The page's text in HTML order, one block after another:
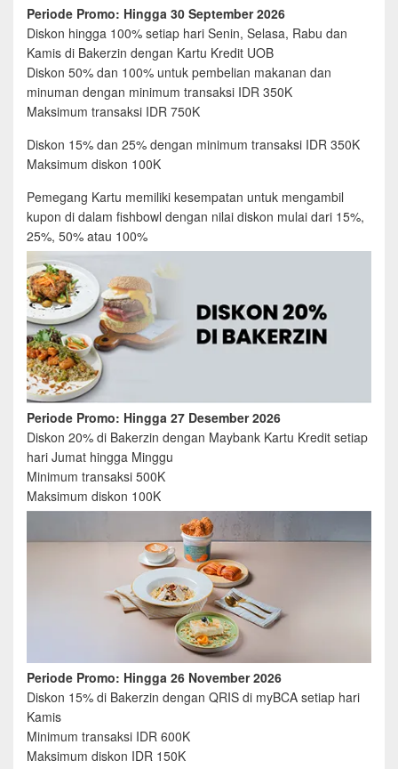
Periode Promo: Hingga 30 September 2026
Diskon hingga 100% setiap hari Senin, Selasa, Rabu dan
Kamis di Bakerzin dengan Kartu Kredit UOB
Diskon 50% dan 100% untuk pembelian makanan dan
minuman dengan minimum transaksi IDR 350K
Maksimum transaksi IDR 750K
Diskon 15% dan 25% dengan minimum transaksi IDR 350K
Maksimum diskon 100K
Pemegang Kartu memiliki kesempatan untuk mengambil
kupon di dalam fishbowl dengan nilai diskon mulai dari 15%,
25%, 50% atau 100%
Periode Promo: Hingga 27 Desember 2026
Diskon 20% di Bakerzin dengan Maybank Kartu Kredit setiap
hari Jumat hingga Minggu
Minimum transaksi 500K
Maksimum diskon 100K
Periode Promo: Hingga 26 November 2026
Diskon 15% di Bakerzin dengan QRIS di myBCA setiap hari
Kamis
Minimum transaksi IDR 600K
Maksimum diskon IDR 150K